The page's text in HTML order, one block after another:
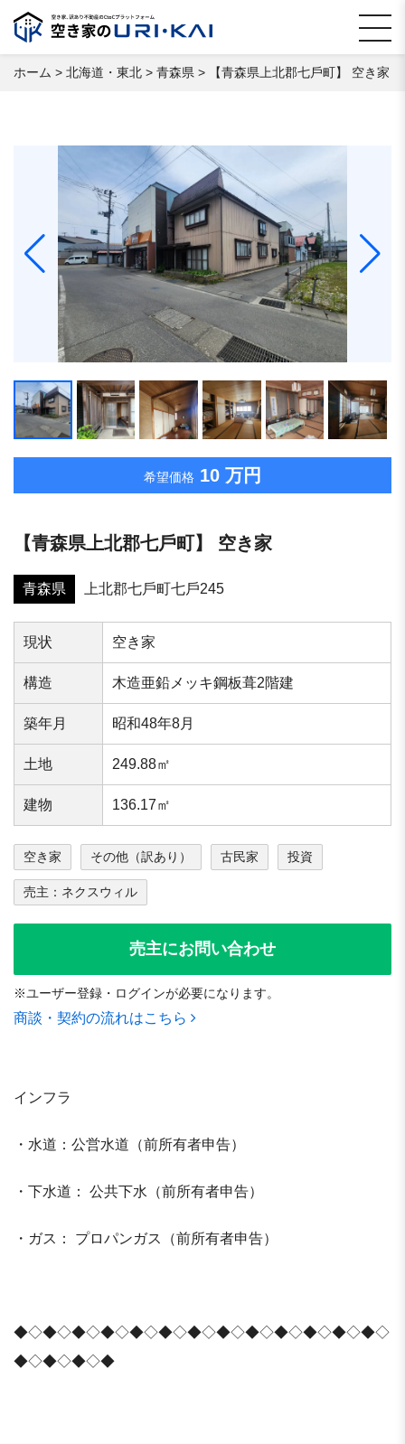
ホーム > 北海道・東北 > 青森県 > 【⻘森県上北郡七⼾町】 空き家
希望価格 10 万円
【⻘森県上北郡七⼾町】 空き家
青森県 上北郡七⼾町七⼾245
現状 空き家
構造 木造亜鉛メッキ鋼板葺2階建
築年⽉ 昭和48年8月
⼟地 249.88㎡
建物 136.17㎡
空き家 その他（訳あり） 古民家 投資
売主：ネクスウィル
売主にお問い合わせ
※ユーザー登録・ログインが必要になります。
商談・契約の流れはこちら
インフラ
・水道：公営水道（前所有者申告）
・下水道： 公共下水（前所有者申告）
・ガス： プロパンガス（前所有者申告）
◆◇◆◇◆◇◆◇◆◇◆◇◆◇◆◇◆◇◆◇◆◇◆◇◆◇
◆◇◆◇◆◇◆